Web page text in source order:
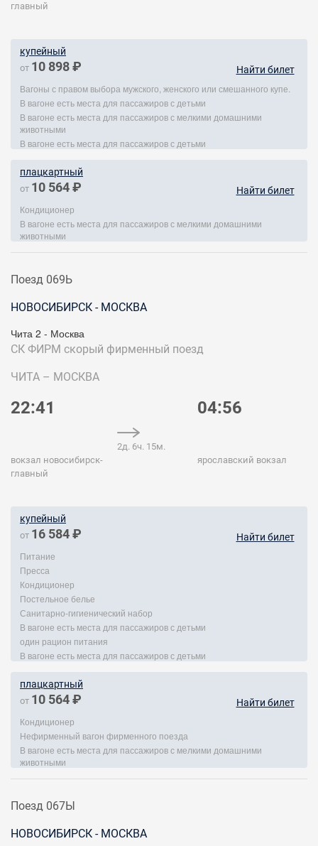
главный
купейный
от 10 898 ₽ Найти билет
Вагоны с правом выбора мужского, женского или смешанного купе.
В вагоне есть места для пассажиров с детьми
В вагоне есть места для пассажиров с мелкими домашними
животными
В вагоне есть места для пассажиров с детьми
плацкартный
от 10 564 ₽ Найти билет
Кондиционер
В вагоне есть места для пассажиров с мелкими домашними
животными
Поезд 069Ь
НОВОСИБИРСК - МОСКВА
Чита 2 - Москва
СК ФИРМ скорый фирменный поезд
ЧИТА – МОСКВА
22:41
вокзал новосибирск-
главный
2д. 6ч. 15м.
04:56
ярославский вокзал
купейный
от 16 584 ₽ Найти билет
Питание
Пресса
Кондиционер
Постельное белье
Санитарно-гигиенический набор
В вагоне есть места для пассажиров с детьми
один рацион питания
В вагоне есть места для пассажиров с детьми
плацкартный
от 10 564 ₽ Найти билет
Кондиционер
Нефирменный вагон фирменного поезда
В вагоне есть места для пассажиров с мелкими домашними
животными
Поезд 067Ы
НОВОСИБИРСК - МОСКВА